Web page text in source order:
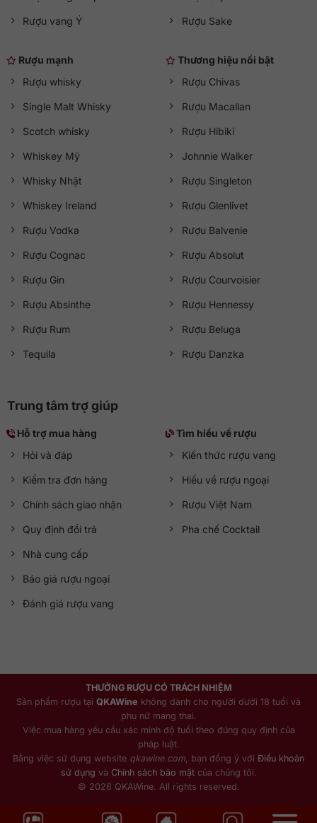
Rượu vang Ý Rượu Sake
Rượu mạnh
Rượu whisky
Single Malt Whisky
Scotch whisky
Whiskey Mỹ
Whisky Nhật
Whiskey Ireland
Rượu Vodka
Rượu Cognac
Rượu Gin
Rượu Absinthe
Rượu Rum
Tequila
Thương hiệu nổi bật
Rượu Chivas
Rượu Macallan
Rượu Hibiki
Johnnie Walker
Rượu Singleton
Rượu Glenlivet
Rượu Balvenie
Rượu Absolut
Rượu Courvoisier
Rượu Hennessy
Rượu Beluga
Rượu Danzka
Trung tâm trợ giúp
Hỗ trợ mua hàng
Hỏi và đáp
Kiểm tra đơn hàng
Chính sách giao nhận
Quy định đổi trả
Nhà cung cấp
Báo giá rượu ngoại
Đánh giá rượu vang
Tìm hiểu về rượu
Kiến thức rượu vang
Hiểu về rượu ngoại
Rượu Việt Nam
Pha chế Cocktail
THƯỞNG RƯỢU CÓ TRÁCH NHIỆM
Sản phẩm rượu tại QKAWine không dành cho người dưới 18 tuổi và
phụ nữ mang thai.
Việc mua hàng yêu cầu xác minh độ tuổi theo đúng quy định của
pháp luật.
Bằng việc sử dụng website qkawine.com , bạn đồng ý với Điều khoản
sử dụng và Chính sách bảo mậtcủa chúng tôi.
© 2026 QKAWine. All rights reserved.